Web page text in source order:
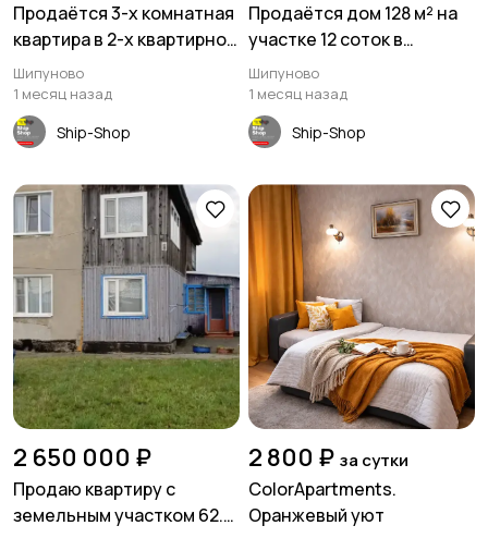
Продаётся 3-х комнатная
квартира в 2-х квартирном
доме 52 кв.м с.Быково, ул.
Новая 25 кв.2
Шипуново
1 месяц назад
Ship-Shop
Продаётся дом 128 м² на
участке 12 соток в
Шипуново
Шипуново
1 месяц назад
Ship-Shop
2 650 000 ₽
Продаю квартиру с
земельным участком 62.8
2 800 ₽ за сутки
ColorApartments.
Оранжевый уют